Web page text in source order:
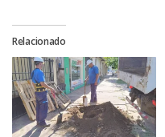
Relacionado